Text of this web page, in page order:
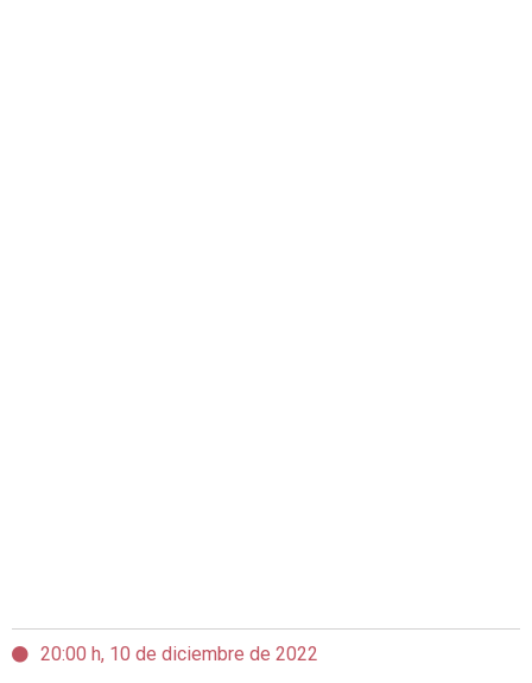
20:00 h, 10 de diciembre de 2022